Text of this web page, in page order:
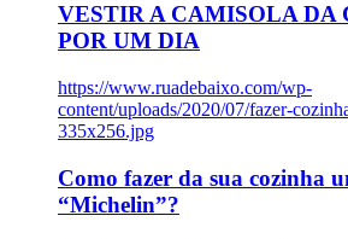
VESTIR A CAMISOLA DA
POR UM DIA
https://www.ruadebaixo.com/wp-
content/uploads/2020/07/fazer-
335x256.jpg
Como fazer da sua cozinha
“Michelin”?